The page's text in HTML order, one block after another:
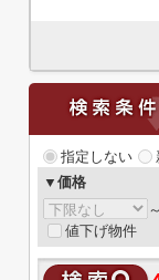
指定しない
▼価格
～
値下げ物件